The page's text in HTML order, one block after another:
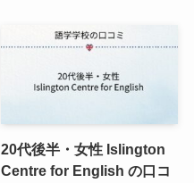
20代後半・女性 Islington
Centre for English の口コ